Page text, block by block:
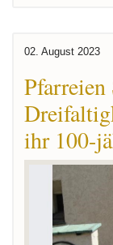
02. August 2023
Pfarreien
ihr 100-